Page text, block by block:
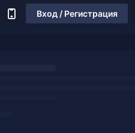
Вход / Регистрация